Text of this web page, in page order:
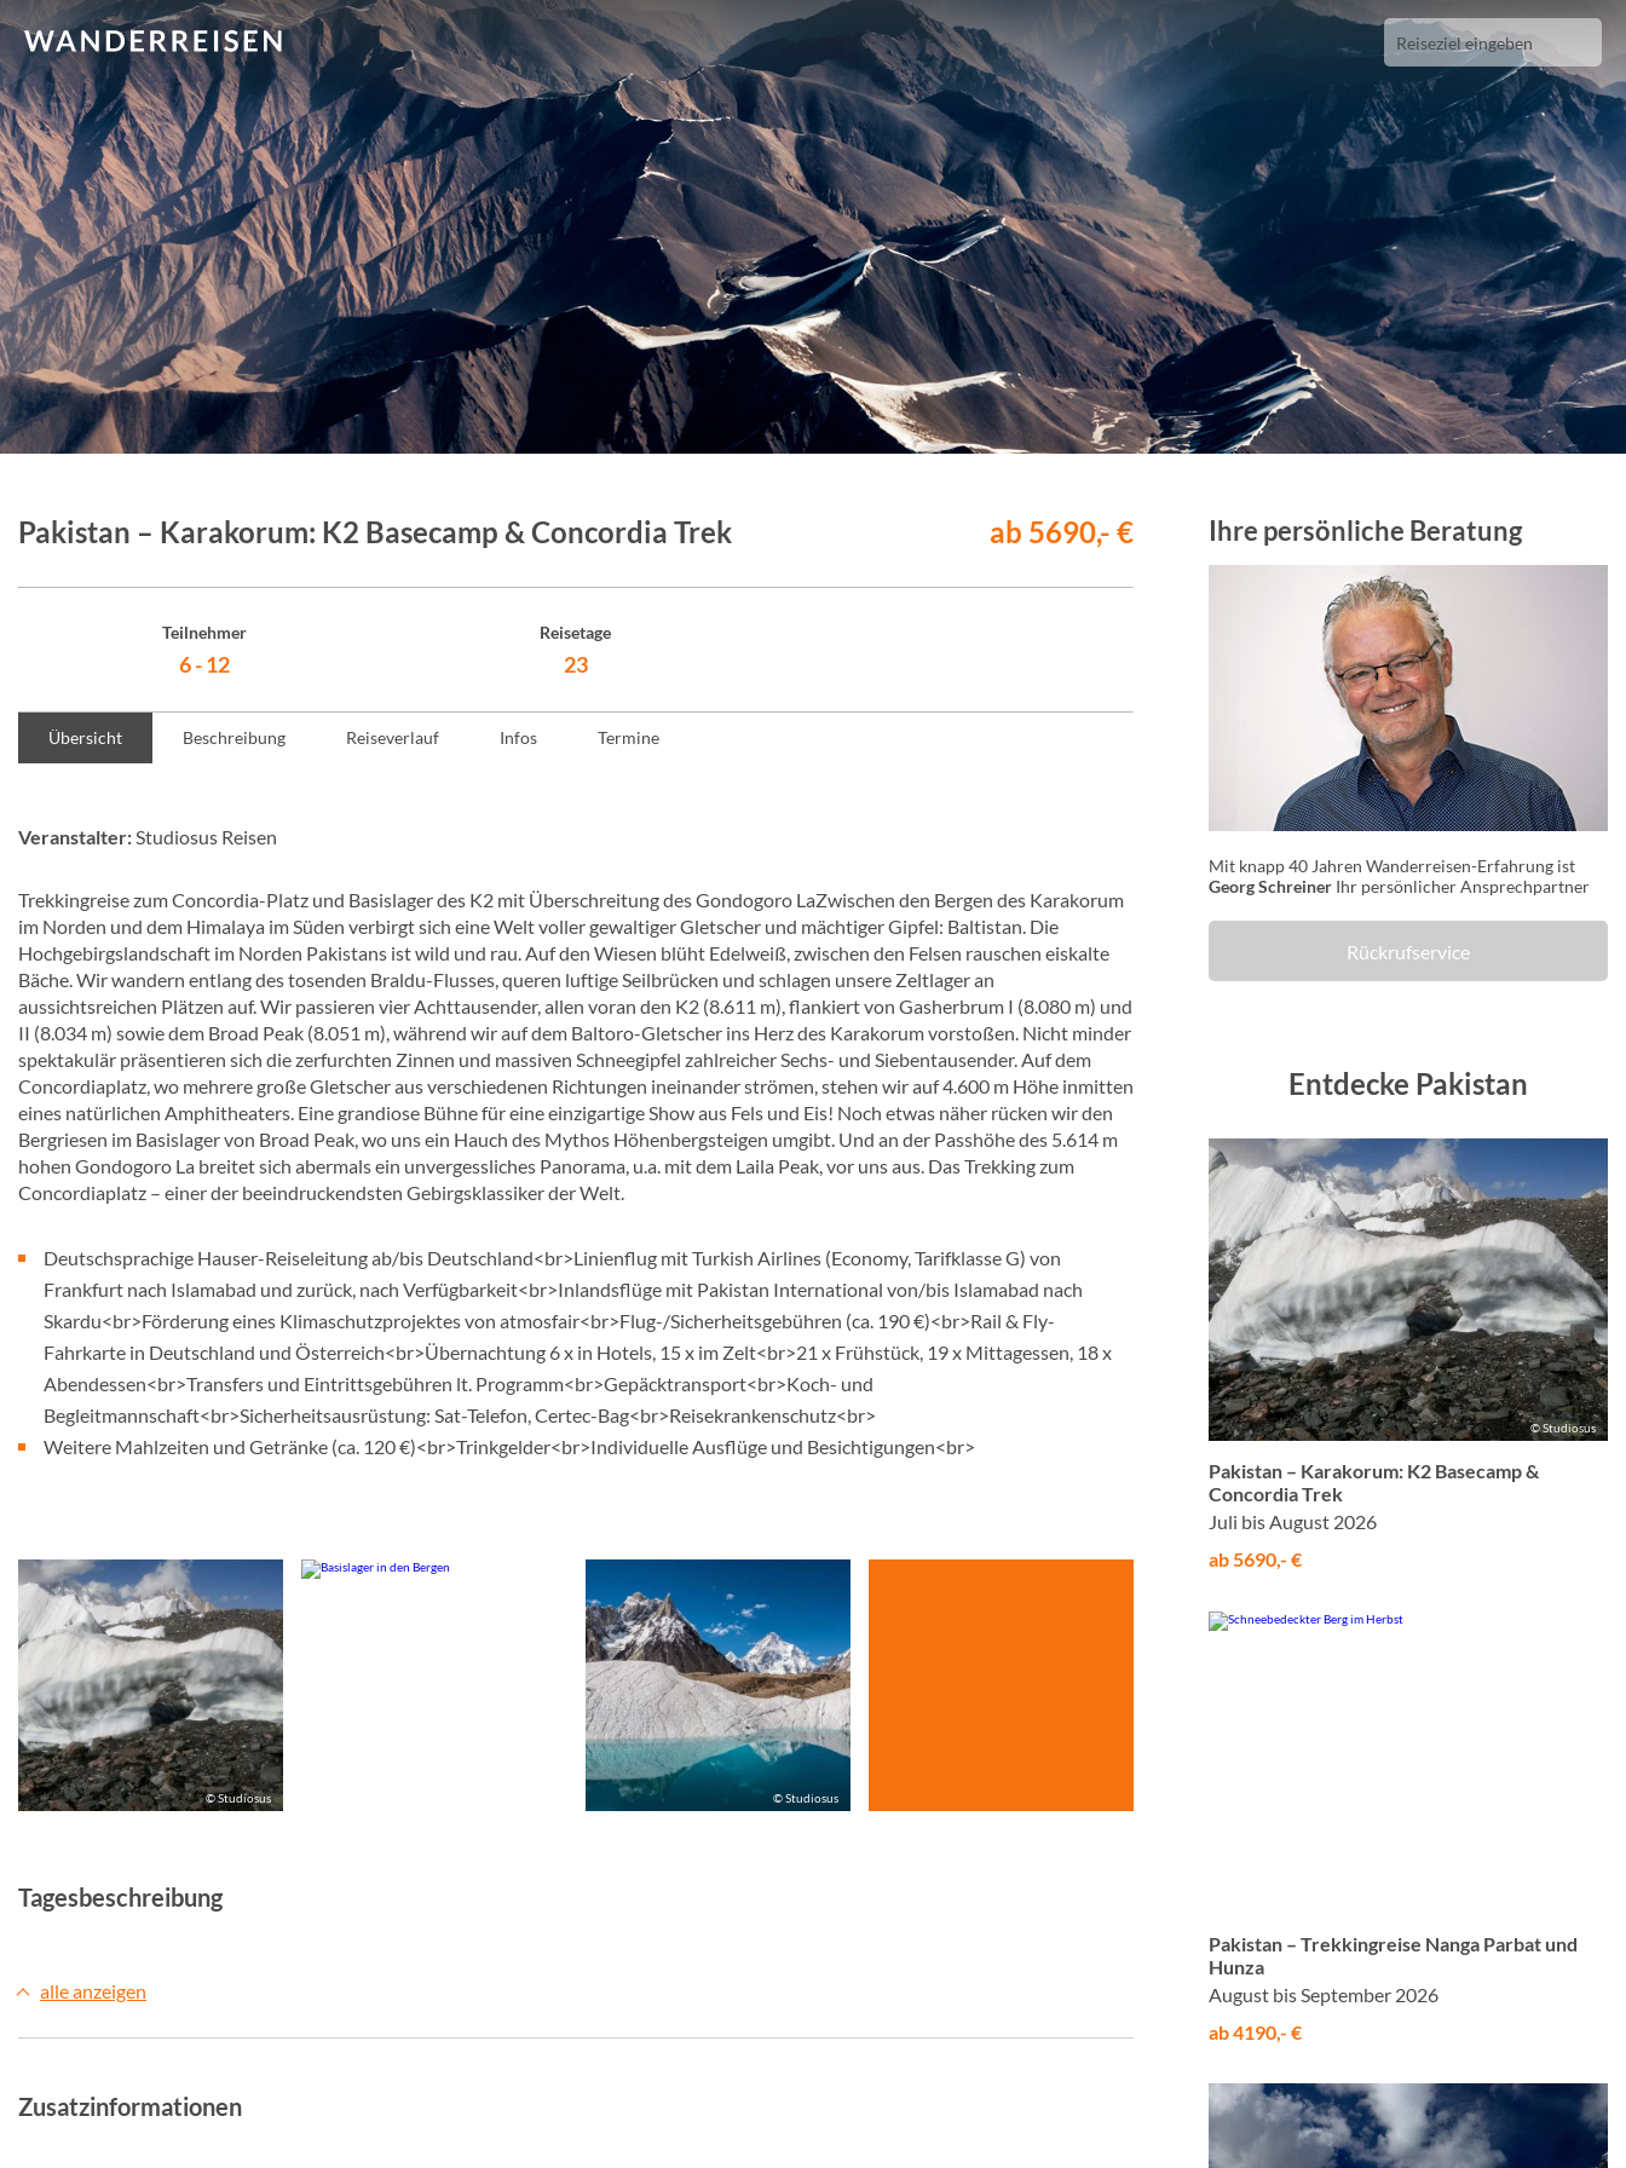
Pakistan – Karakorum: K2 Basecamp & Concordia Trek ab 5690,- €
Teilnehmer
6 - 12
Reisetage
23
Übersicht Beschreibung Reiseverlauf Infos Termine
Veranstalter:Studiosus Reisen
Trekkingreise zum Concordia-Platz und Basislager des K2 mit Überschreitung des Gondogoro LaZwischen den Bergen des Karakorum
im Norden und dem Himalaya im Süden verbirgt sich eine Welt voller gewaltiger Gletscher und mächtiger Gipfel: Baltistan. Die
Hochgebirgslandschaft im Norden Pakistans ist wild und rau. Auf den Wiesen blüht Edelweiß, zwischen den Felsen rauschen eiskalte
Bäche. Wir wandern entlang des tosenden Braldu-Flusses, queren luftige Seilbrücken und schlagen unsere Zeltlager an
aussichtsreichen Plätzen auf. Wir passieren vier Achttausender, allen voran den K2 (8.611 m), flankiert von Gasherbrum I (8.080 m) und
II (8.034 m) sowie dem Broad Peak (8.051 m), während wir auf dem Baltoro-Gletscher ins Herz des Karakorum vorstoßen. Nicht minder
spektakulär präsentieren sich die zerfurchten Zinnen und massiven Schneegipfel zahlreicher Sechs- und Siebentausender. Auf dem
Concordiaplatz, wo mehrere große Gletscher aus verschiedenen Richtungen ineinander strömen, stehen wir auf 4.600 m Höhe inmitten
eines natürlichen Amphitheaters. Eine grandiose Bühne für eine einzigartige Show aus Fels und Eis! Noch etwas näher rücken wir den
Bergriesen im Basislager von Broad Peak, wo uns ein Hauch des Mythos Höhenbergsteigen umgibt. Und an der Passhöhe des 5.614 m
hohen Gondogoro La breitet sich abermals ein unvergessliches Panorama, u.a. mit dem Laila Peak, vor uns aus. Das Trekking zum
Concordiaplatz – einer der beeindruckendsten Gebirgsklassiker der Welt.
Deutschsprachige Hauser-Reiseleitung ab/bis Deutschland<br>Linienflug mit Turkish Airlines (Economy, Tarifklasse G) von
Frankfurt nach Islamabad und zurück, nach Verfügbarkeit<br>Inlandsflüge mit Pakistan International von/bis Islamabad nach
Skardu<br>Förderung eines Klimaschutzprojektes von atmosfair<br>Flug-/Sicherheitsgebühren (ca. 190 €)<br>Rail & Fly-
Fahrkarte in Deutschland und Österreich<br>Übernachtung 6 x in Hotels, 15 x im Zelt<br>21 x Frühstück, 19 x Mittagessen, 18 x
Abendessen<br>Transfers und Eintrittsgebühren lt. Programm<br>Gepäcktransport<br>Koch- und
Begleitmannschaft<br>Sicherheitsausrüstung: Sat-Telefon, Certec-Bag<br>Reisekrankenschutz<br>
Weitere Mahlzeiten und Getränke (ca. 120 €)<br>Trinkgelder<br>Individuelle Ausflüge und Besichtigungen<br>
© Studiosus © Studiosus
Tagesbeschreibung
alle anzeigen
Zusatzinformationen
Ihre persönliche Beratung
Mit knapp 40 Jahren Wanderreisen-Erfahrung ist
Georg Schreiner Ihr persönlicher Ansprechpartner
Rückrufservice
Entdecke Pakistan
© Studiosus
Pakistan – Karakorum: K2 Basecamp &
Concordia Trek
Juli bis August 2026
ab 5690,- €
Pakistan – Trekkingreise Nanga Parbat und
Hunza
August bis September 2026
ab 4190,- €